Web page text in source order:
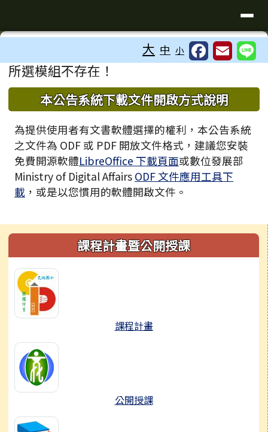
臺南市歸仁區文化國小全球資訊站
⏸
大 中 小
主內容區域
所選模組不存在！
下中區域內容
本公告系統下載文件開啟方式說明
為提供使用者有文書軟體選擇的權利，本公告系統
之文件為 ODF 或 PDF 開放文件格式，建議您安裝
免費開源軟體LibreOffice 下載頁面或數位發展部
Ministry of Digital Affairs ODF 文件應用工具下
載 ，或是以您慣用的軟體開啟文件。
左邊區域內容課程計畫暨公開授課
課程計畫
公開授課
頁尾區域